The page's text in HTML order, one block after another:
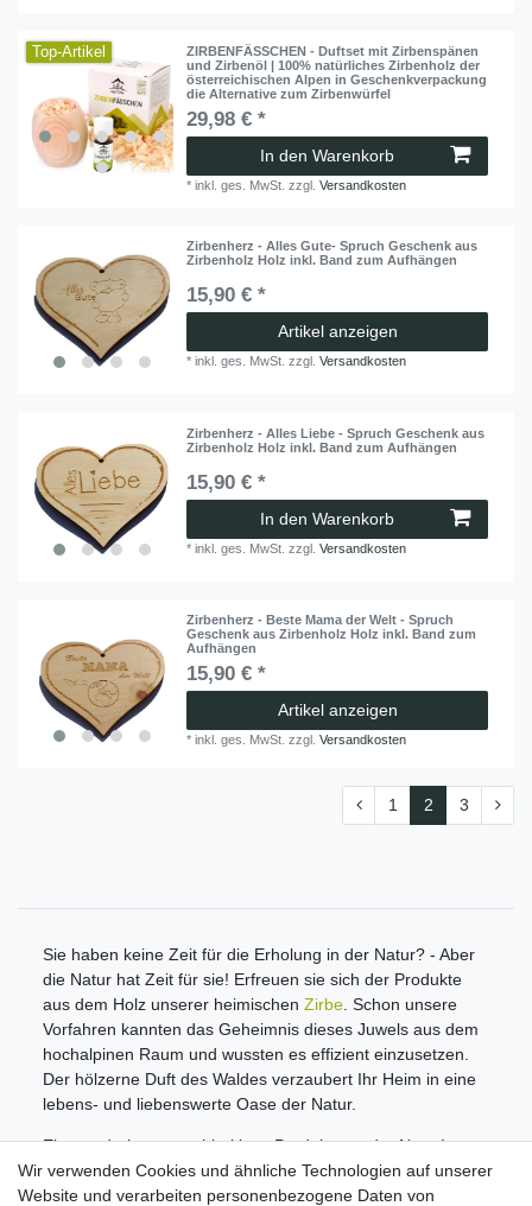
Top-Artikel
ZIRBENFÄSSCHEN - Duftset mit Zirbenspänen
und Zirbenöl | 100% natürliches Zirbenholz der
österreichischen Alpen in Geschenkverpackung
die Alternative zum Zirbenwürfel
29,98 € *
In den Warenkorb
*inkl. ges. MwSt. zzgl.Versandkosten
Zirbenherz - Alles Gute- Spruch Geschenk aus
Zirbenholz Holz inkl. Band zum Aufhängen
15,90 € *
Artikel anzeigen
*inkl. ges. MwSt. zzgl.Versandkosten
Zirbenherz - Alles Liebe - Spruch Geschenk aus
Zirbenholz Holz inkl. Band zum Aufhängen
15,90 € *
In den Warenkorb
*inkl. ges. MwSt. zzgl.Versandkosten
Zirbenherz - Beste Mama der Welt - Spruch
Geschenk aus Zirbenholz Holz inkl. Band zum
Aufhängen
15,90 € *
Artikel anzeigen
*inkl. ges. MwSt. zzgl.Versandkosten
1 2 3
Sie haben keine Zeit für die Erholung in der Natur? - Aber
die Natur hat Zeit für sie! Erfreuen sie sich der Produkte
aus dem Holz unserer heimischen Zirbe. Schon unsere
Vorfahren kannten das Geheimnis dieses Juwels aus dem
hochalpinen Raum und wussten es effizient einzusetzen.
Der hölzerne Duft des Waldes verzaubert Ihr Heim in eine
lebens- und liebenswerte Oase der Natur.
Ein wunderbares nachhaltiges Produkt aus der Natur!
Informationen
Wir verwenden Cookies und ähnliche Technologien auf unserer
Website und verarbeiten personenbezogene Daten von